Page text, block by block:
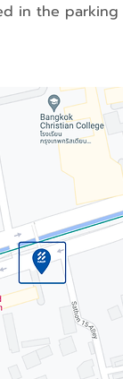
in the parking